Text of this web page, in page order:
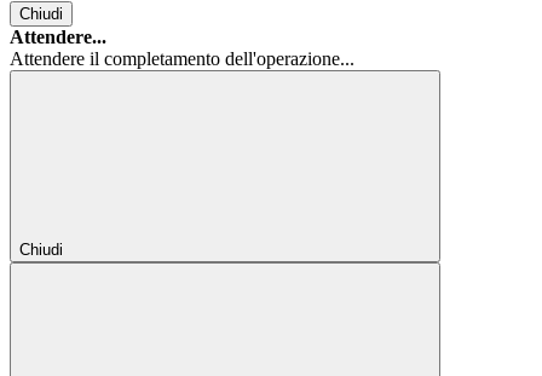
Chiudi
Attendere...
Attendere il completamento dell'operazione...
Chiudi